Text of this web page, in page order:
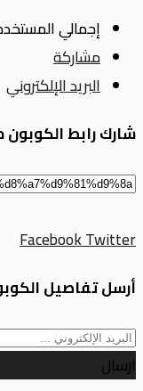
إجمالي المستخدمين 149 -
مشاركة
البريد الإلكتروني
شارك رابط
FacebookTwitter
أرسل تفاصيل
ارسال